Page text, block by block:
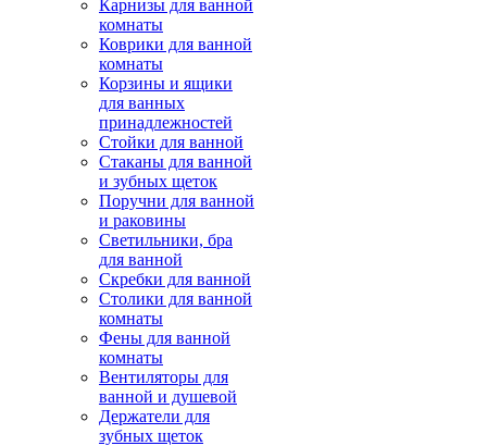
Карнизы для ванной
комнаты
Коврики для ванной
комнаты
Корзины и ящики
для ванных
принадлежностей
Стойки для ванной
Стаканы для ванной
и зубных щеток
Поручни для ванной
и раковины
Светильники, бра
для ванной
Скребки для ванной
Столики для ванной
комнаты
Фены для ванной
комнаты
Вентиляторы для
ванной и душевой
Держатели для
зубных щеток